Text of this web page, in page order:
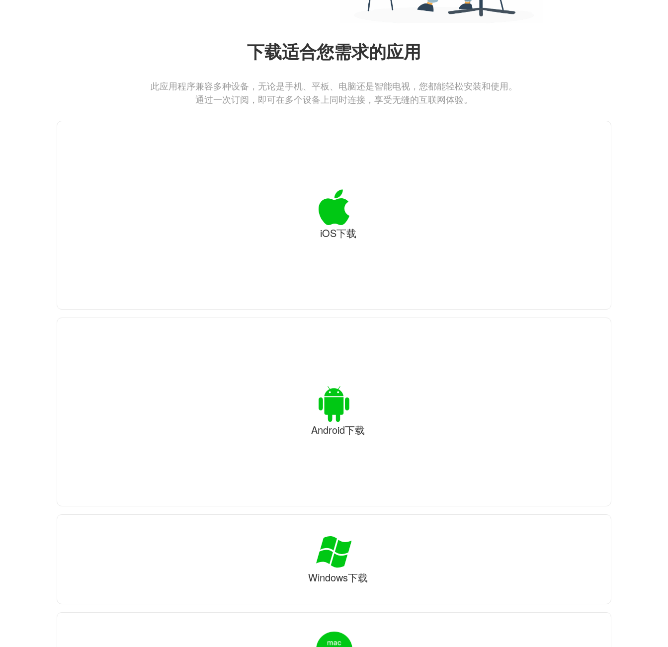
下载适合您需求的应用
此应用程序兼容多种设备，无论是手机、平板、电脑还是智能电视，您都能轻松安装和使用。
通过一次订阅，即可在多个设备上同时连接，享受无缝的互联网体验。
iOS下载
Android下载
Windows下载